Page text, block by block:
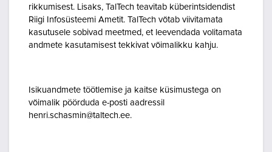
rikkumisest. Lisaks, TalTech teavitab küberintsidendist
Riigi Infosüsteemi Ametit. TalTech võtab viivitamata
kasutusele sobivad meetmed, et leevendada volitamata
andmete kasutamisest tekkivat võimalikku kahju.
Isikuandmete töötlemise ja kaitse küsimustega on
võimalik pöörduda e-posti aadressil
henri.schasmin@taltech.ee.